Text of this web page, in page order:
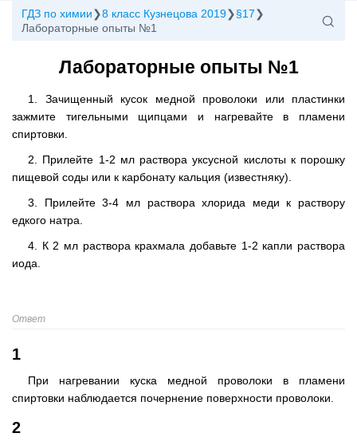
ГДЗ по химии 8 класс Кузнецова 2019
§17
Лабораторные опыты №1
Лабораторные опыты №1
1. Зачищенный кусок медной проволоки или пластинки
зажмите тигельными щипцами и нагревайте в пламени
спиртовки.
2. Прилейте 1-2 мл раствора уксусной кислоты к порошку
пищевой соды или к карбонату кальция (известняку).
3. Прилейте 3-4 мл раствора хлорида меди к раствору
едкого натра.
4. К 2 мл раствора крахмала добавьте 1-2 капли раствора
иода.
Ответ
1
При нагревании куска медной проволоки в пламени
спиртовки наблюдается почернение поверхности проволоки.
2